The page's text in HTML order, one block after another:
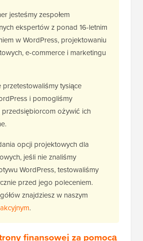
jesteśmy zespołem
ekspertów z ponad 16-letnim
w WordPress, projektowaniu
e-commerce i marketingu
przetestowaliśmy tysiące
i pomogliśmy
przedsiębiorcom ożywić ich
opcji projektowych dla
jeśli nie znaliśmy
WordPress, testowaliśmy
przed jego poleceniem.
znajdziesz w naszym
.
finansowej za pomocą